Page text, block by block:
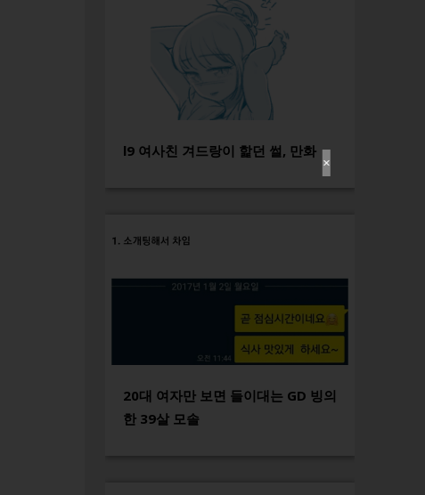
✕
l9 여사친 겨드랑이 핥던 썰, 만화
20대 여자만 보면 들이대는 GD 빙의
한 39살 모솔